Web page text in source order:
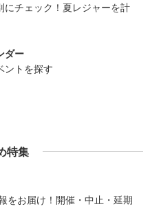
にチェック！夏レジャーを計
ダー
ントを探す
特集
をお届け！開催・中止・延期